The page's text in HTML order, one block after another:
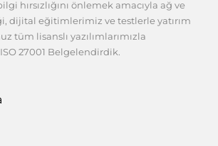
bilgi hırsızlığını önlemek amacıyla ağ ve
dijital eğitimlerimiz ve testlerle yatırım
tüm lisanslı yazılımlarımızla
27001 Belgelendirdik.